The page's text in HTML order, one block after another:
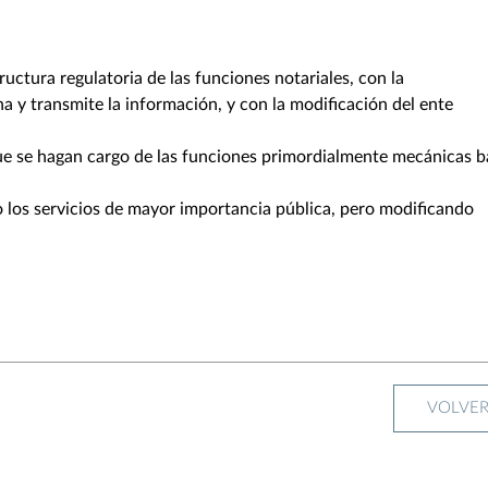
regulatoria de las funciones notariales, con la
y transmite la información, y con la modificación del ente
se hagan cargo de las funciones primordialmente mecánicas
servicios de mayor importancia pública, pero modificando
VOLVER